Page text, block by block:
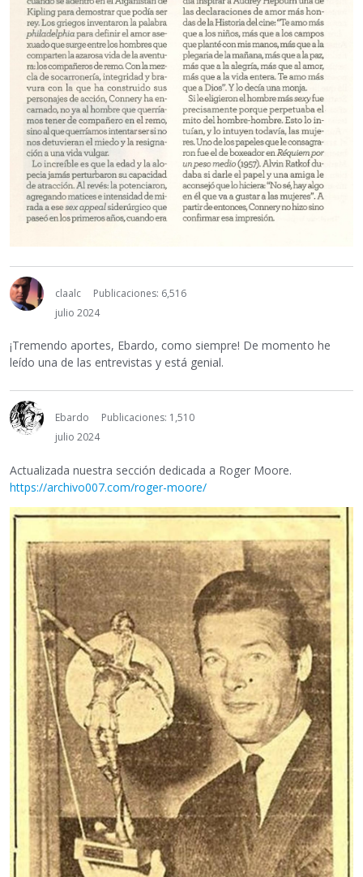
claalc
Publicaciones: 6,516
julio 2024
¡Tremendo aportes, Ebardo, como siempre! De momento he
leído una de las entrevistas y está genial.
Ebardo
Publicaciones: 1,510
julio 2024
Actualizada nuestra sección dedicada a Roger Moore.
https://archivo007.com/roger-moore/